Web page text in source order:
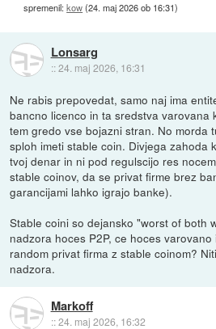
spremenil:kow(24. maj 2026 ob 16:31)
Lonsarg
::24. maj 2026, 16:31
Ne rabis prepovedat, samo naj ima
bancno licenco in ta sredstva varovana
tem gredo vse bojazni stran. No morda
sploh imeti stable coin. Divjega zahoda
tvoj denar in ni pod regulscijo res
stable coinov, da se privat firme brez
garancijami lahko igrajo banke).
Stable coini so dejansko "worst of both
nadzora hoces P2P, ce hoces
random privat firma z stable coinom?
nadzora.
Markoff
::24. maj 2026, 16:32